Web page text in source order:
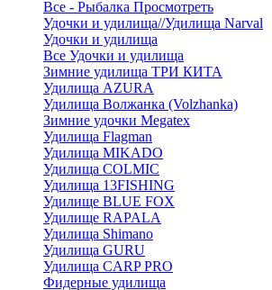
Все - Рыбалка Просмотреть
Удочки и удилища//Удилища Narval
Удочки и удилища
Все Удочки и удилища
Зимние удилища ТРИ КИТА
Удилища AZURA
Удилища Волжанка (Volzhanka)
Зимние удочки Megatex
Удилища Flagman
Удилища MIKADO
Удилища COLMIC
Удилища 13FISHING
Удилище BLUE FOX
Удилище RAPALA
Удилища Shimano
Удилища GURU
Удилища CARP PRO
Фидерные удилища